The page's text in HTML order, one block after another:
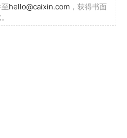
hello@caixin.com ，获得书面